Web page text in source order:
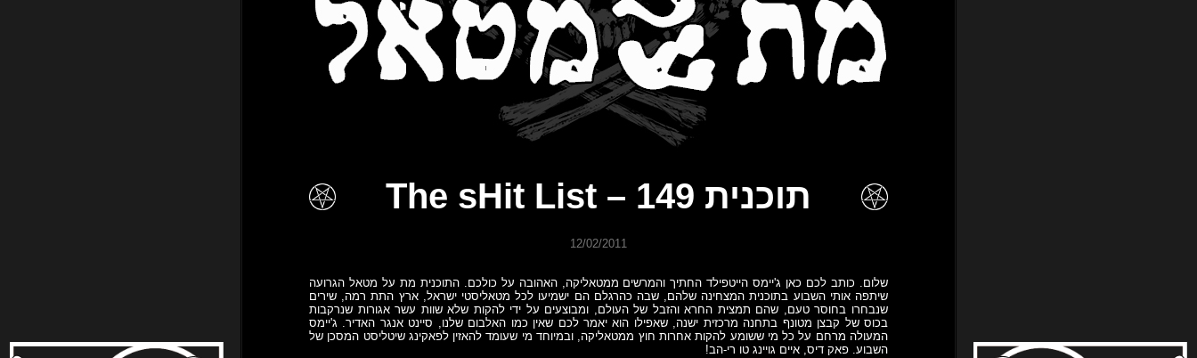
תוכנית 149 – The sHit List
12/02/2011
שלום. כותב לכם כאן ג'יימס הייטפילד החתיך והמרשים ממטאליקה, האהובה על כולכם. התוכנית מת על מטאל הגרועה
שיתפה אותי השבוע בתוכנית המצחינה שלהם, שבה כהרגלם הם ישמיעו לכל מטאליסטי ישראל, ארץ התת רמה, שירים
שנבחרו בחוסר טעם, שהם תמצית החרא והזבל של העולם, ומבוצעים על ידי להקות שלא שוות עשר אגורות שנרקבות
בכוס של קבצן מטונף בתחנה מרכזית ישנה, שאפילו הוא יאמר לכם שאין כמו האלבום שלנו, סיינט אנגר האדיר. ג'יימס
המעולה מרחם על כל מי ששומע להקות אחרות חוץ ממטאליקה, ובמיוחד מי שעומד להאזין לפאקינג שיטליסט המסכן של
השבוע. פאק דיס, איים גויינג טו רי-הב!